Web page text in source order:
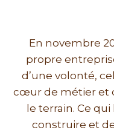
En novembre
propre
d’une volonté,
cœur de métier et
le terrain. Ce
construire et